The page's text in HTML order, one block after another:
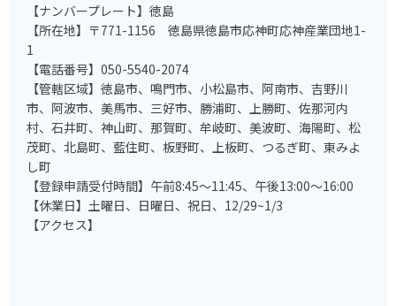
【ナンバープレート】徳島
【所在地】〒771-1156 徳島県徳島市応神町応神産業団地1-
1
【電話番号】050-5540-2074
【管轄区域】徳島市、鳴門市、小松島市、阿南市、吉野川
市、阿波市、美馬市、三好市、勝浦町、上勝町、佐那河内
村、石井町、神山町、那賀町、牟岐町、美波町、海陽町、松
茂町、北島町、藍住町、板野町、上板町、つるぎ町、東みよ
し町
【登録申請受付時間】午前8:45～11:45、午後13:00～16:00
【休業日】土曜日、日曜日、祝日、12/29~1/3
【アクセス】